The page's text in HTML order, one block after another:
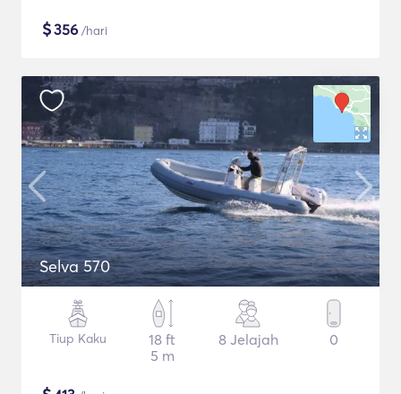
$356 /hari
Selva 570
Tiup Kaku
18 ft
5 m
8 Jelajah 0